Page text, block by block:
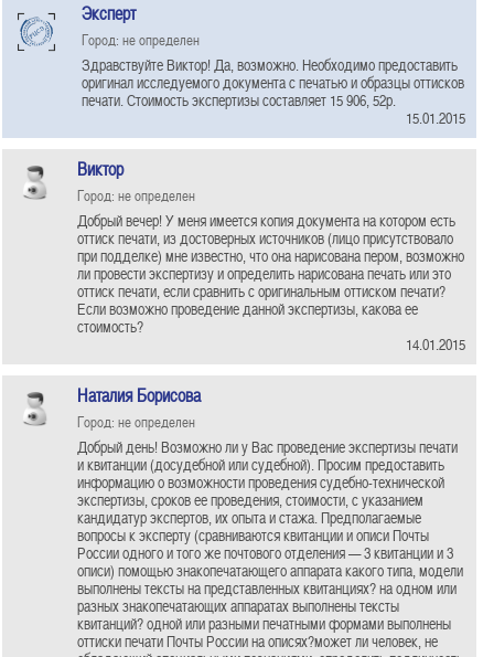
Эксперт
Город: не определен
Здравствуйте Виктор! Да, возможно. Необходимо предоставить
оригинал исследуемого документа с печатью и образцы оттисков
печати. Стоимость экспертизы составляет 15 906, 52р.
15.01.2015
Виктор
Город: не определен
Добрый вечер! У меня имеется копия документа на котором есть
оттиск печати, из достоверных источников (лицо присутствовало
при подделке) мне известно, что она нарисована пером, возможно
ли провести экспертизу и определить нарисована печать или это
оттиск печати, если сравнить с оригинальным оттиском печати?
Если возможно проведение данной экспертизы, какова ее
стоимость?
14.01.2015
Наталия Борисова
Город: не определен
Добрый день! Возможно ли у Вас проведение экспертизы печати
и квитанции (досудебной или судебной). Просим предоставить
информацию о возможности проведения судебно-технической
экспертизы, сроков ее проведения, стоимости, с указанием
кандидатур экспертов, их опыта и стажа. Предполагаемые
вопросы к эксперту (сравниваются квитанции и описи Почты
России одного и того же почтового отделения — 3 квитанции и 3
описи) помощью знакопечатающего аппарата какого типа, модели
выполнены тексты на представленных квитанциях? на одном или
разных знакопечатающих аппаратах выполнены тексты
квитанций? одной или разными печатными формами выполнены
оттиски печати Почты России на описях?может ли человек, не